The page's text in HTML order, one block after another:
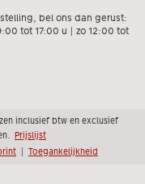
bel ons dan gerust:
tot 17:00 u | zo 12:00 tot
inclusief btw en exclusief
Prijslijst
| Toegankelijkheid